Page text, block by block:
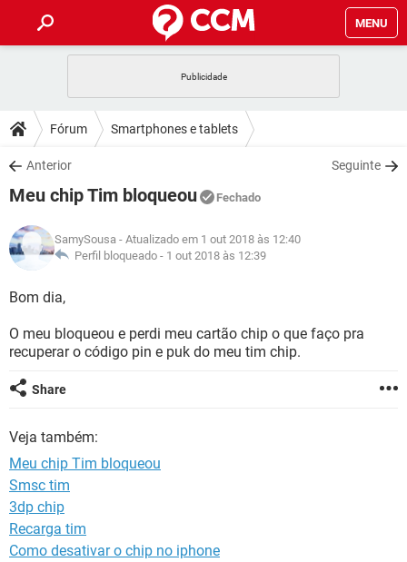
MENU
CELULAR FACEBOOK
OUTLOOK
INSTAGRAM GMAIL
GUIA DE COMPRAS
DICAS
JOGOS WHATSAPP
INSTAGRAM GMAIL
GUIA DE COMPRAS
DOWNLOADS
JOGOS WHATSAPP
CELULAR
OUTLOOK EXCEL
INSTAGRAM
JOGOS WHATSAPP
CELULAR
OUTLOOK
INSTAGRAM GMAIL
GLOSSÁRIO
JOGOS
OUTLOOK EXCEL
INSTAGRAM
Fórum Smartphones e tablets
Anterior Seguinte
Meu chip Tim bloqueou Fechado
SamySousa - Atualizado em 1 out 2018 às 12:40
Perfil bloqueado - 1 out 2018 às 12:39
Bom dia,
O meu bloqueou e perdi meu cartão chip o que faço pra
recuperar o código pin e puk do meu tim chip.
Share
Veja também:
Meu chip Tim bloqueou
Smsc tim
3dp chip
Recarga tim
Como desativar o chip no iphone